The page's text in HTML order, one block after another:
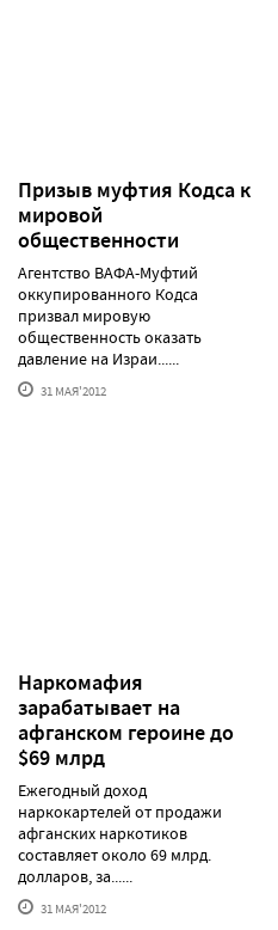
Призыв муфтия Кодса к
мировой
общественности
Агентство ВАФА-Муфтий
оккупированного Кодса
призвал мировую
общественность оказать
давление на Израи......
31 МАЯ'2012
Наркомафия
зарабатывает на
афганском героине до
$69 млрд
Ежегодный доход
наркокартелей от продажи
афганских наркотиков
составляет около 69 млрд.
долларов, за......
31 МАЯ'2012